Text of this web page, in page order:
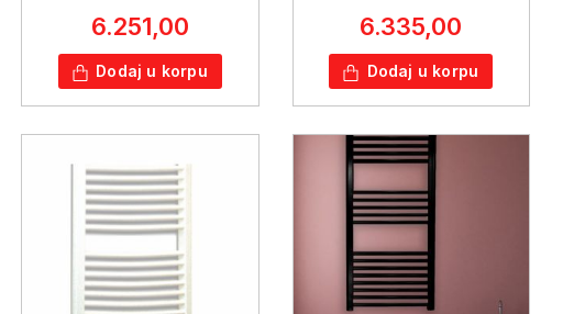
6.251,00
Dodaj u korpu
6.335,00
Dodaj u korpu